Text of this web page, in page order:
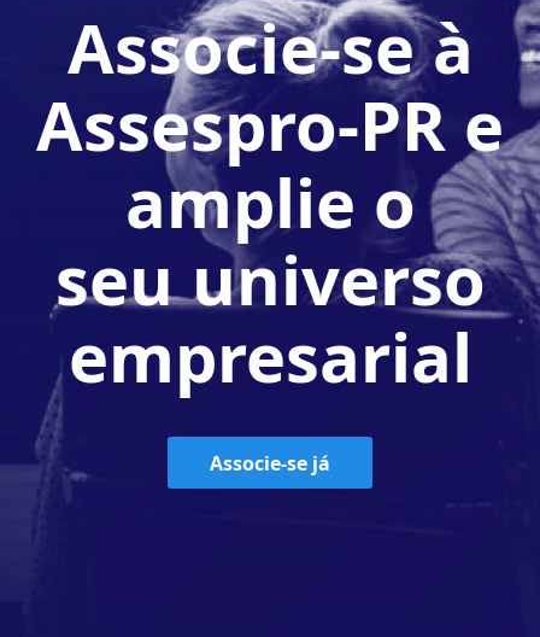
Associe-se à
Assespro-PR e
amplie o
seu universo
empresarial
Associe-se já